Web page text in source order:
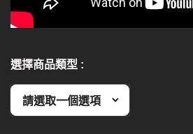
選擇商品類型